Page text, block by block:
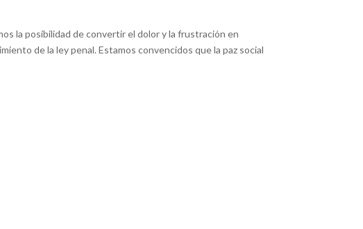
la posibilidad de convertir el dolor y la frustración en
de la ley penal. Estamos convencidos que la paz social